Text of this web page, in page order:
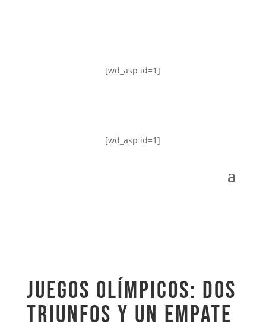
[wd_asp id=1]
[wd_asp id=1]
Juegos Olímpicos: Dos
triunfos y un empate